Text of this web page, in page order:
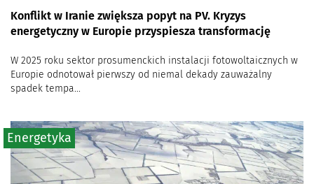
Konflikt w Iranie zwiększa popyt na PV. Kryzys
energetyczny w Europie przyspiesza transformację
W 2025 roku sektor prosumenckich instalacji fotowoltaicznych w
Europie odnotował pierwszy od niemal dekady zauważalny
spadek tempa...
Energetyka